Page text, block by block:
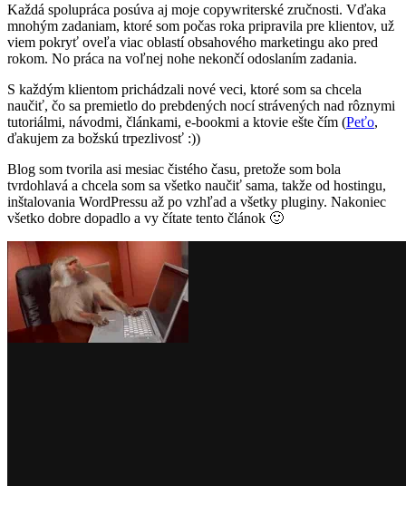
Každá spolupráca posúva aj moje copywriterské zručnosti. Vďaka
mnohým zadaniam, ktoré som počas roka pripravila pre klientov, už
viem pokryť oveľa viac oblastí obsahového marketingu ako pred
rokom. No práca na voľnej nohe nekončí odoslaním zadania.
S každým klientom prichádzali nové veci, ktoré som sa chcela
naučiť, čo sa premietlo do prebdených nocí strávených nad rôznymi
tutoriálmi, návodmi, článkami, e-bookmi a ktovie ešte čím (Peťo,
ďakujem za božskú trpezlivosť :))
Blog som tvorila asi mesiac čistého času, pretože som bola
tvrdohlavá a chcela som sa všetko naučiť sama, takže od hostingu,
inštalovania WordPressu až po vzhľad a všetky pluginy. Nakoniec
všetko dobre dopadlo a vy čítate tento článok 🙂